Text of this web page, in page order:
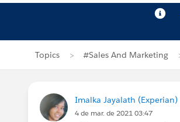
Topics #Sales And Marketing
Imalka Jayalath (Experian)
4 de mar. de 2021 03:47